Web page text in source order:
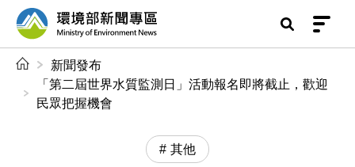
前往中央內容區塊
環境部新聞專區
新聞發布
「第二屆世界水質監測日」活動報名即將截止，歡迎
民眾把握機會
其他